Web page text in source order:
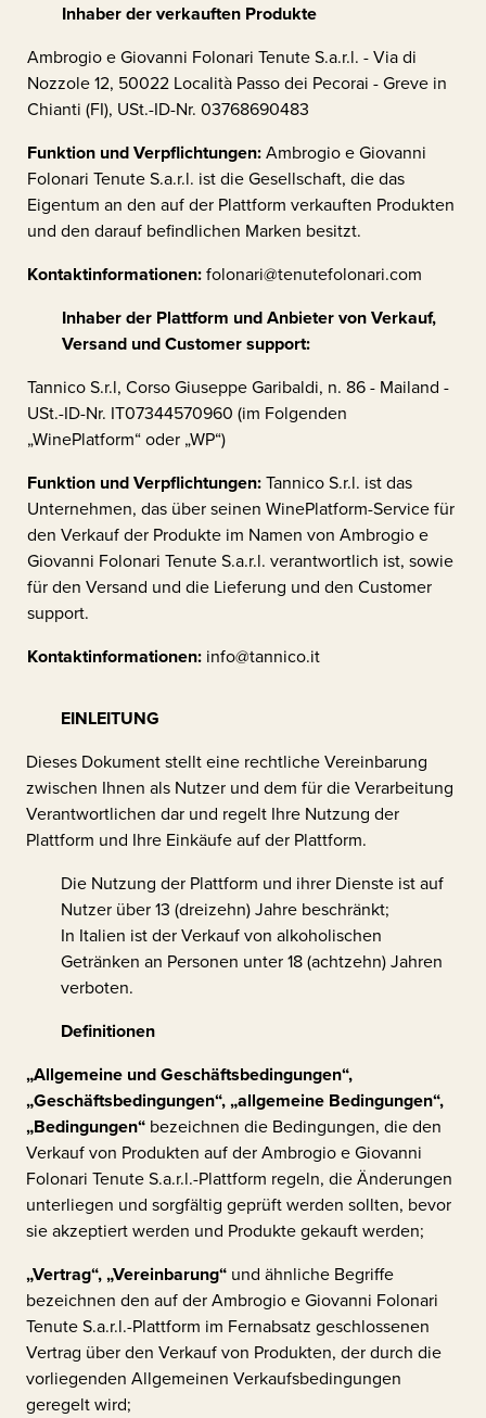
Inhaber der verkauften Produkte
Ambrogio e Giovanni Folonari Tenute S.a.r.l. - Via di
Nozzole 12, 50022 Località Passo dei Pecorai - Greve in
Chianti (FI), USt.-ID-Nr. 03768690483
Funktion und Verpflichtungen:Ambrogio e Giovanni
Folonari Tenute S.a.r.l. ist die Gesellschaft, die das
Eigentum an den auf der Plattform verkauften Produkten
und den darauf befindlichen Marken besitzt.
Kontaktinformationen:folonari@tenutefolonari.com
Inhaber der Plattform und Anbieter von Verkauf,
Versand und Customer support:
Tannico S.r.l, Corso Giuseppe Garibaldi, n. 86 - Mailand -
USt.-ID-Nr. IT07344570960 (im Folgenden
„WinePlatform“ oder „WP“)
Funktion und Verpflichtungen:Tannico S.r.l. ist das
Unternehmen, das über seinen WinePlatform-Service für
den Verkauf der Produkte im Namen von Ambrogio e
Giovanni Folonari Tenute S.a.r.l. verantwortlich ist, sowie
für den Versand und die Lieferung und den Customer
support.
Kontaktinformationen: info@tannico.it
EINLEITUNG
Dieses Dokument stellt eine rechtliche Vereinbarung
zwischen Ihnen als Nutzer und dem für die Verarbeitung
Verantwortlichen dar und regelt Ihre Nutzung der
Plattform und Ihre Einkäufe auf der Plattform.
Die Nutzung der Plattform und ihrer Dienste ist auf
Nutzer über 13 (dreizehn) Jahre beschränkt;
In Italien ist der Verkauf von alkoholischen
Getränken an Personen unter 18 (achtzehn) Jahren
verboten.
Definitionen
„Allgemeine und Geschäftsbedingungen“,
„Geschäftsbedingungen“, „allgemeine Bedingungen“,
„Bedingungen“ bezeichnen die Bedingungen, die den
Verkauf von Produkten auf derAmbrogio e Giovanni
Folonari Tenute S.a.r.l.-Plattform regeln, die Änderungen
unterliegen und sorgfältig geprüft werden sollten, bevor
sie akzeptiert werden und Produkte gekauft werden;
„Vertrag“, „Vereinbarung“ und ähnliche Begriffe
bezeichnen den auf derAmbrogio e Giovanni Folonari
Tenute S.a.r.l.-Plattform im Fernabsatz geschlossenen
Vertrag über den Verkauf von Produkten, der durch die
vorliegenden Allgemeinen Verkaufsbedingungen
geregelt wird;